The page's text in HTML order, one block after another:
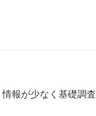
報が少なく基礎調査